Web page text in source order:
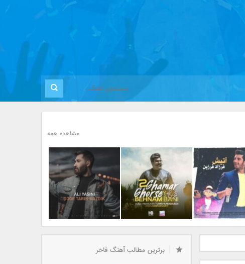
مشاهده همه
آهنگ جدید فرزاد
بنام آتیش
بانی بنام قرص قمر 2
یاسینی بنام دورترین نزدیک
برترین مطالب آهنگ فاخر